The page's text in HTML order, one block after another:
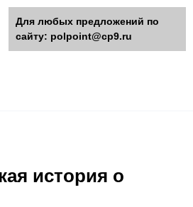
- Разнообразные
к праздникам
история о
Для любых предложений по
сайту: polpoint@cp9.ru